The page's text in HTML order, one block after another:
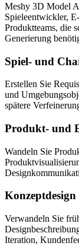
Meshy 3D Model
Spieleentwickler,
Produktteams, die
Generierung
Spiel- und
Erstellen Sie
und
spätere
Produkt- und
Wandeln Sie
Verwandeln Sie
Iteration,